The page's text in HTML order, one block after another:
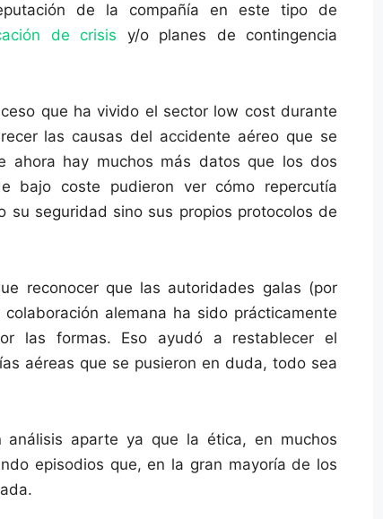
de la compañía en este tipo de
de crisis y/o planes de contingencia
que ha vivido el sector low cost durante
las causas del accidente aéreo que se
ahora hay muchos más datos que los dos
bajo coste pudieron ver cómo repercutía
su seguridad sino sus propios protocolos de
reconocer que las autoridades galas (por
alemana ha sido prácticamente
las formas. Eso ayudó a restablecer el
aéreas que se pusieron en duda, todo sea
aparte ya que la ética, en muchos
episodios que, en la gran mayoría de los